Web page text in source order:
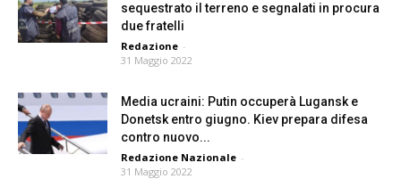
sequestrato il terreno e segnalati in procura
due fratelli
Redazione -
31 Maggio 2022
Media ucraini: Putin occuperà Lugansk e
Donetsk entro giugno. Kiev prepara difesa
contro nuovo...
Redazione Nazionale -
31 Maggio 2022